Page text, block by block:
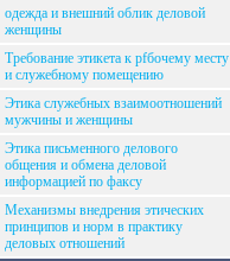
одежда и внешний облик деловой
женщины
Требование этикета к рfбочему месту
и служебному помещению
Этика служебных взаимоотношений
мужчины и женщины
Этика письменного делового
общения и обмена деловой
информацией по факсу
Механизмы внедрения этических
принципов и норм в практику
деловых отношений